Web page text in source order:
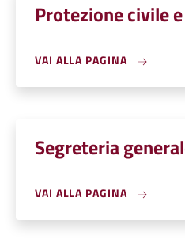
Protezione civile
VAI ALLA PAGINA
Segreteria
VAI ALLA PAGINA